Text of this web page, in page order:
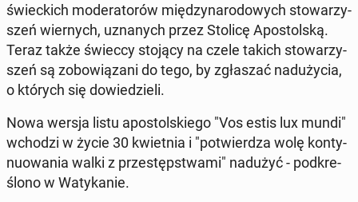
świec­kich mo­de­ra­to­rów mię­dzy­na­ro­do­wych sto­wa­rzy­
szeń wier­nych, uzna­nych przez Stolicę Apo­stol­ską.
Teraz także świeccy stojący na czele takich sto­wa­rzy­
szeń są zo­bo­wią­za­ni do tego, by zgła­szać nad­uży­cia,
o których się do­wie­dzie­li.
Nowa wersja listu apo­stol­skie­go "Vos estis lux mundi"
wchodzi w życie 30 kwiet­nia i "po­twier­dza wolę kon­ty­
nu­owa­nia walki z prze­stęp­stwa­mi" nadużyć - pod­kre­
ślo­no w Wa­ty­ka­nie.